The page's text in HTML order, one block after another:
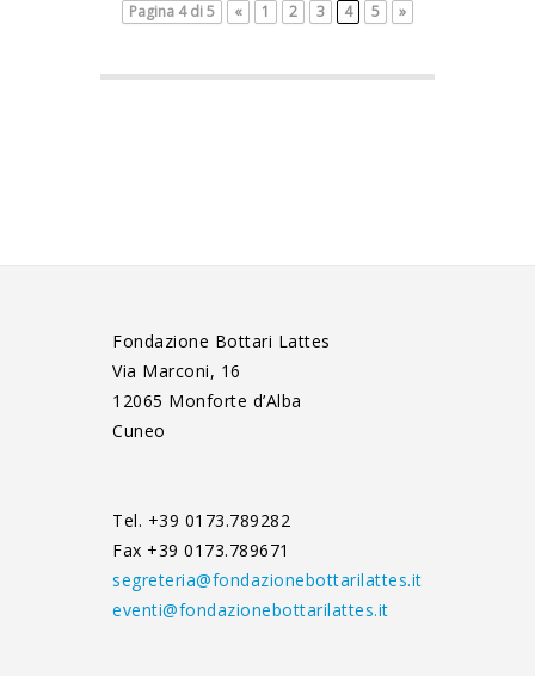
Pagina 4 di 5 « 1 2 3 4 5 »
Fondazione Bottari Lattes
Via Marconi, 16
12065 Monforte d’Alba
Cuneo
Tel. +39 0173.789282
Fax +39 0173.789671
segreteria@fondazionebottarilattes.it
eventi@fondazionebottarilattes.it